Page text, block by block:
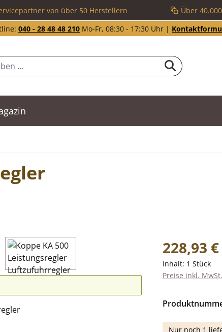
von über 50 Herstellern Über
040 - 28 48 48 210 Mo-Fr, 08:30 - 17:30 Uhr |
Regulärer Preis:
228,93 €
Inhalt: 1 Stück
Preise inkl.
Nur noch 1